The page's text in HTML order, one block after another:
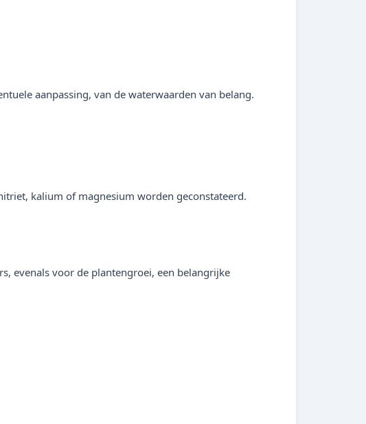
aanpassing, van de waterwaarden van belang.
kalium of magnesium worden geconstateerd.
evenals voor de plantengroei, een belangrijke